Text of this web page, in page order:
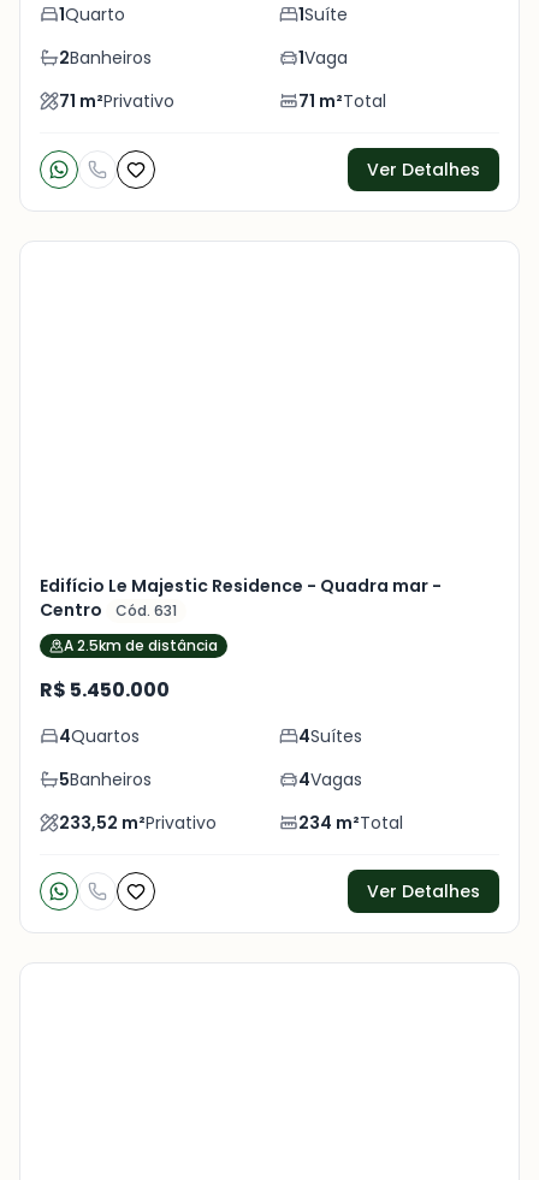
1Quarto 1Suíte
2Banheiros 1Vaga
71 m²Privativo 71 m²Total
Ver Detalhes
Edifício Le Majestic Residence - Quadra mar -
Centro
Cód. 631
A 2.5km de distância
R$ 5.450.000
4Quartos 4Suítes
5Banheiros 4Vagas
233,52 m²Privativo 234 m²Total
Ver Detalhes